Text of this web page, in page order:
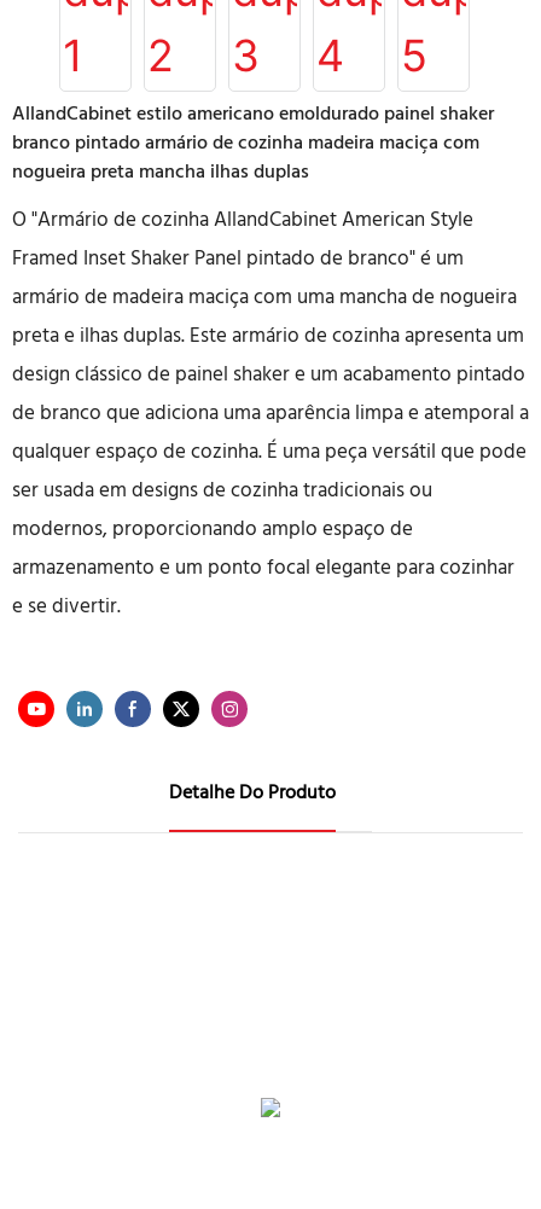
AllandCabinet estilo americano emoldurado painel shaker
branco pintado armário de cozinha madeira maciça com
nogueira preta mancha ilhas duplas
O "Armário de cozinha AllandCabinet American Style
Framed Inset Shaker Panel pintado de branco" é um
armário de madeira maciça com uma mancha de nogueira
preta e ilhas duplas. Este armário de cozinha apresenta um
design clássico de painel shaker e um acabamento pintado
de branco que adiciona uma aparência limpa e atemporal a
qualquer espaço de cozinha. É uma peça versátil que pode
ser usada em designs de cozinha tradicionais ou
modernos, proporcionando amplo espaço de
armazenamento e um ponto focal elegante para cozinhar
e se divertir.
Detalhe Do Produto